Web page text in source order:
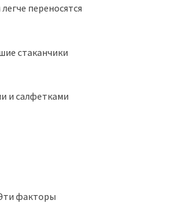
переносятся
стаканчики
и салфетками
факторы